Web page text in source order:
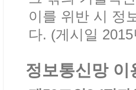
이를 위반 시 정
다. (게시일
정보통신망